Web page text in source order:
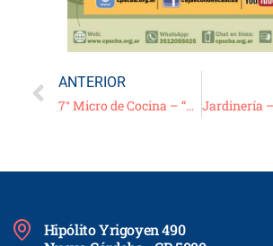
ANTERIOR
7° Micro de Cocina – “Locro” – Chef. Emiliano Toledo Arévalo
Hipólito Yrigoyen 490